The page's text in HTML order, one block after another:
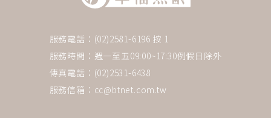
服務電話：(02)2581-6196 按 1
服務時間：週一至五09:00~17:30例假日除外
傳真電話：(02)2531-6438
服務信箱： cc@btnet.com.tw